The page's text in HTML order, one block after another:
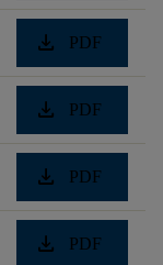
download PDF
download PDF
download PDF
download PDF